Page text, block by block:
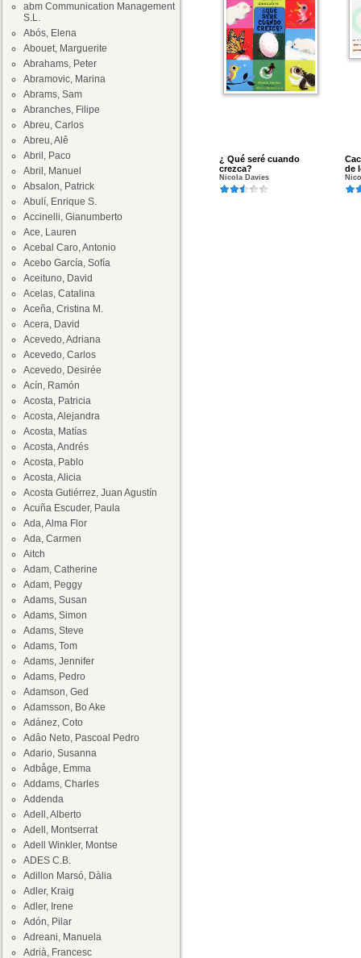
abm Communication Management
S.L.
Abós, Elena
Abouet, Marguerite
Abrahams, Peter
Abramovic, Marina
Abrams, Sam
Abranches, Filipe
Abreu, Carlos
Abreu, Alê
Abril, Paco
Abril, Manuel
Absalon, Patrick
Abulí, Enrique S.
Accinelli, Gianumberto
Ace, Lauren
Acebal Caro, Antonio
Acebo García, Sofía
Aceituno, David
Acelas, Catalina
Aceña, Cristina M.
Acera, David
Acevedo, Adriana
Acevedo, Carlos
Acevedo, Desirée
Acín, Ramón
Acosta, Patricia
Acosta, Alejandra
Acosta, Matías
Acosta, Andrés
Acosta, Pablo
Acosta, Alicia
Acosta Gutiérrez, Juan Agustín
Acuña Escuder, Paula
Ada, Alma Flor
Ada, Carmen
Aitch
Adam, Catherine
Adam, Peggy
Adams, Susan
Adams, Simon
Adams, Steve
Adams, Tom
Adams, Jennifer
Adams, Pedro
Adamson, Ged
Adamsson, Bo Ake
Adánez, Coto
Adâo Neto, Pascoal Pedro
Adario, Susanna
Adbåge, Emma
Addams, Charles
Addenda
Adell, Alberto
Adell, Montserrat
Adell Winkler, Montse
ADES C.B.
Adillon Marsó, Dàlia
Adler, Kraig
Adler, Irene
Adón, Pilar
Adreani, Manuela
Adrià, Francesc
¿ Qué seré cuando
crezca?
Nicola Davies
de